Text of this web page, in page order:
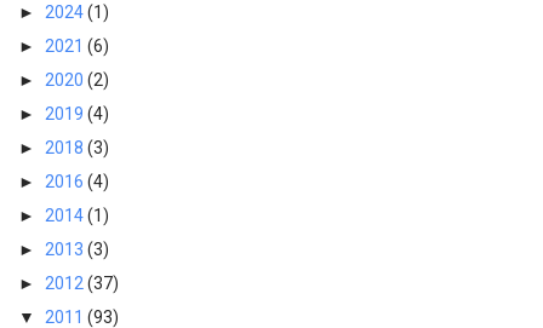
► 2024(1)
► 2021 (6)
► 2020 (2)
► 2019 (4)
► 2018 (3)
► 2016 (4)
► 2014(1)
► 2013 (3)
► 2012 (37)
▼ 2011 (93)